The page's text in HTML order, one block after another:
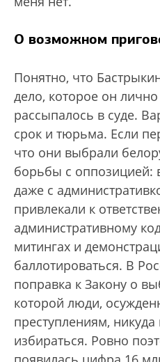
О возможном
Понятно, что
дело, которое он
рассыпалось в суде.
срок и тюрьма. Если
что они выбрали
борьбы с оппозицией:
даже с
привлекали к
административному
митингах и
баллотироваться. В
поправка к Закону о
которой люди,
преступлениям,
избираться. Ровно